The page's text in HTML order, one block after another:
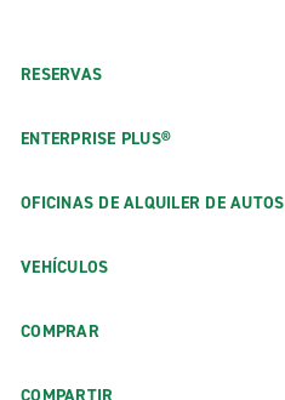
RESERVAS
ENTERPRISE PLUS®
OFICINAS DE ALQUILER DE AUTOS
VEHÍCULOS
COMPRAR
COMPARTIR